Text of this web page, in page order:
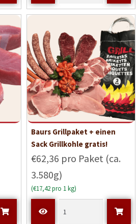
Baurs Grillpaket + einen
Sack Grillkohle gratis!
€62,36 pro Paket (ca.
3.580g)
(€17,42 pro 1 kg)